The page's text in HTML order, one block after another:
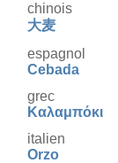
chinois
大麦
espagnol
Cebada
grec
Καλαμπόκι
italien
Orzo